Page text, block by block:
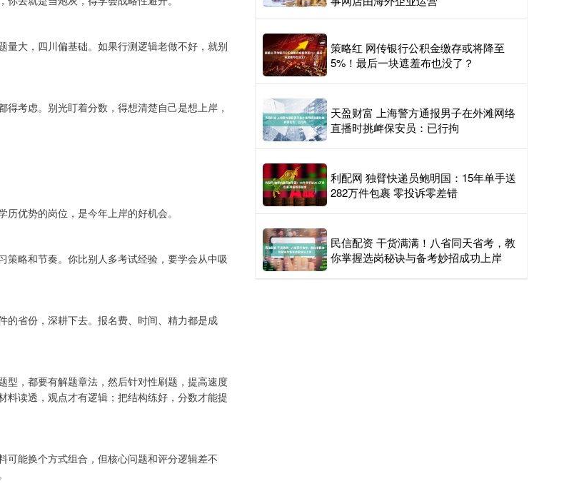
大，四川偏基础。如果行测逻辑老做不好，就别
考虑。别光盯着分数，得想清楚自己是想上岸，
优势的岗位，是今年上岸的好机会。
略和节奏。你比别人多考试经验，要学会从中吸
的省份，深耕下去。报名费、时间、精力都是成
型，都要有解题章法，然后针对性刷题，提高速度
读透，观点才有逻辑；把结构练好，分数才能提
可能换个方式组合，但核心问题和评分逻辑差不
策略红 网传银行公积金缴存或将降至
5%！最后一块遮羞布也没了？
天盈财富 上海警方通报男子在外滩网络
直播时挑衅保安员：已行拘
利配网 独臂快递员鲍明国：15年单手送
282万件包裹 零投诉零差错
民信配资 干货满满！八省同天省考，教
你掌握选岗秘诀与备考妙招成功上岸